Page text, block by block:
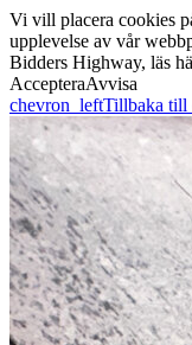
Vi vill placera cookies
upplevelse av vår
Bidders Highway, läs
AccepteraAvvisa
chevron_leftTillbaka till